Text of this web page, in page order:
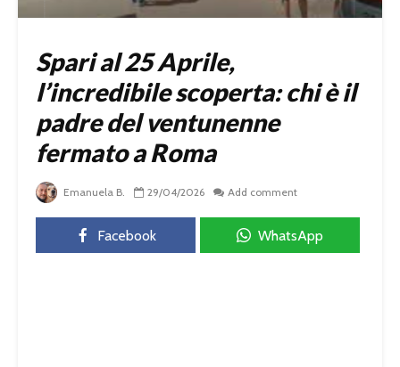
Spari al 25 Aprile,
l’incredibile scoperta: chi è il
padre del ventunenne
fermato a Roma
Emanuela B. 29/04/2026 Add comment
Facebook WhatsApp